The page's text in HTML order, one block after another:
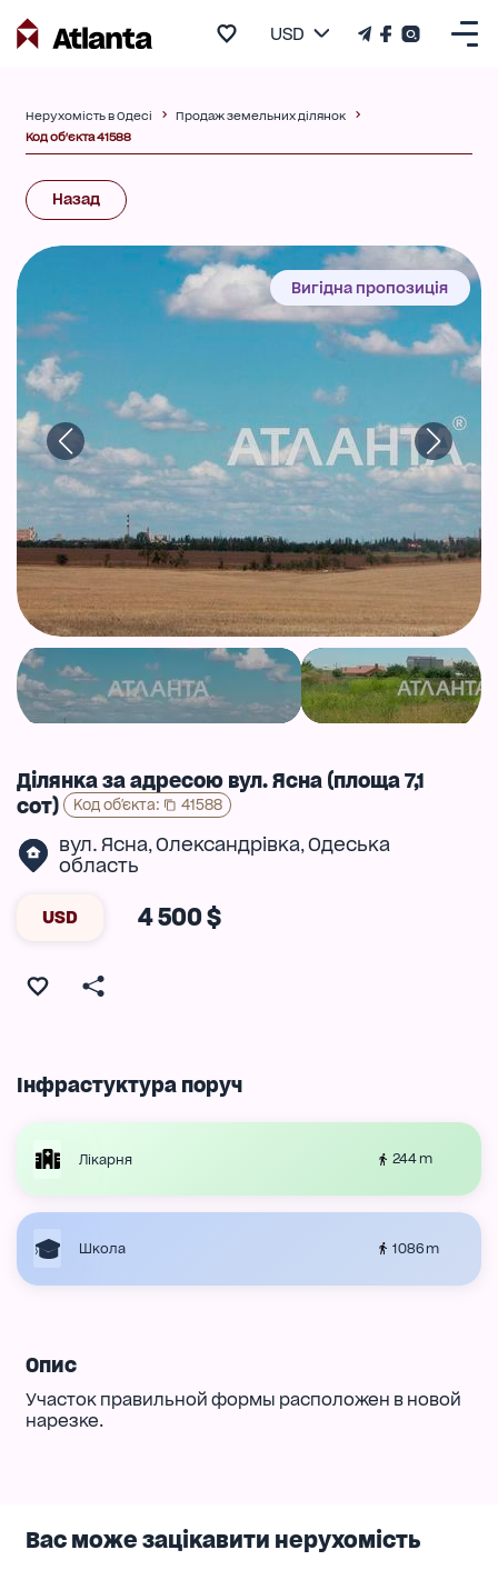
USD
Нерухомість в Одесі
Продаж земельних ділянок
Код об'єкта 41588
Назад
Вигідна пропозиція
Ділянка за адресою вул. Ясна (площа 7,1
сот)
Код об'єкта: 41588
вул. Ясна,Олександрівка,Одеська
область
USD 4 500 $
Інфрастуктура поруч
Лікарня 244 m
Школа 1086 m
Опис
Участок правильной формы расположен в новой
нарезке.
Вас може зацікавити нерухомість